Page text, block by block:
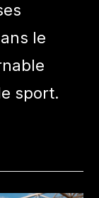
le
sport.